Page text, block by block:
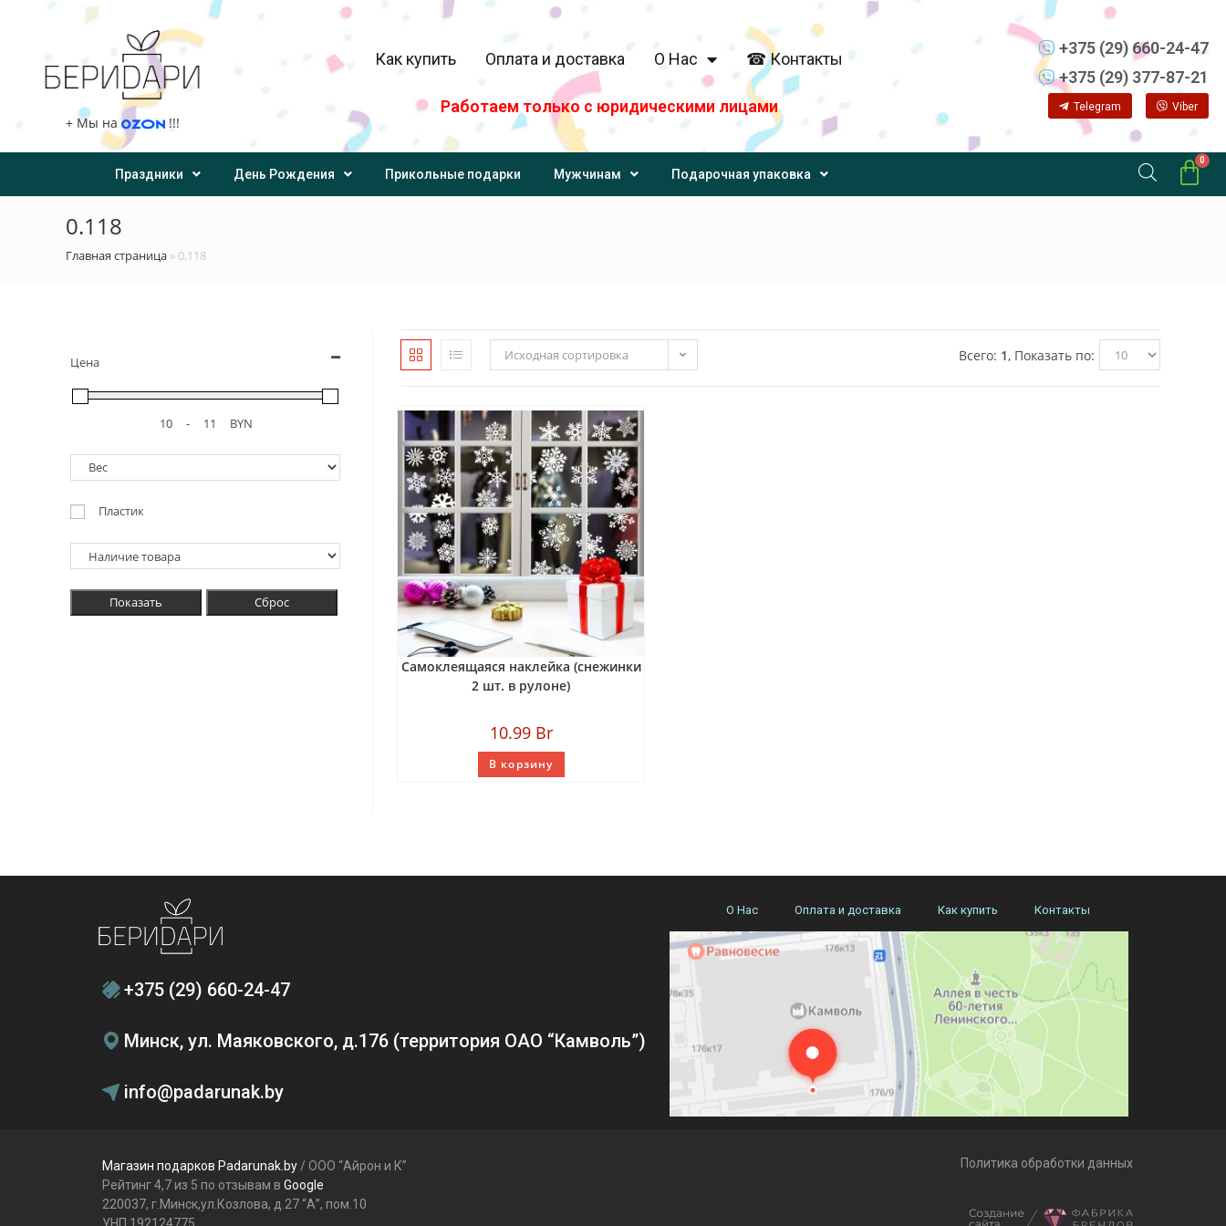
+ Мы на !!!
Как купить Оплата и доставка О Нас ☎ Контакты
Работаем только с юридическими лицами
+375 (29) 660-24-47
+375 (29) 377-87-21
Telegram Viber
Праздники День Рождения Прикольные подарки Мужчинам Подарочная упаковка
0.118
Главная страница » 0.118
Исходная сортировка Всего: 1, Показать по:
Самоклеящаяся наклейка (снежинки
2 шт. в рулоне)
10.99 Br
В корзину
Цена
- BYN
Пластик
Показать Сброс
+375 (29) 660-24-47
Минск, ул. Маяковского, д.176 (территория ОАО “Камволь”)
info@padarunak.by
О Нас Оплата и доставка Как купить Контакты
Магазин подарков Padarunak.by / ООО “Айрон и К”
Рейтинг 4,7 из 5 по отзывам в Google
220037, г.Минск,ул.Козлова, д.27 “А”, пом.10
Политика обработки данных